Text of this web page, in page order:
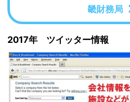
畿財務局
2017年 ツイッター情報